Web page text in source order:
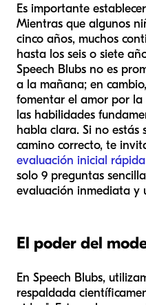
Es importante
Mientras que algunos
cinco años, muchos
hasta los seis o siete
Speech Blubs no es
a la mañana; en
fomentar el amor por la
las habilidades
habla clara. Si no estás
camino correcto, te
evaluación inicial
solo 9 preguntas
evaluación inmediata y
El poder del
En Speech Blubs,
respaldada